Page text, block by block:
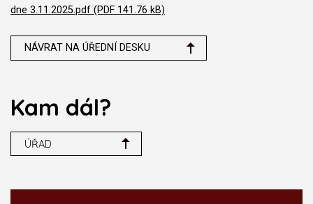
dne 3.11.2025.pdf (PDF 141.76 kB)
NÁVRAT NA ÚŘEDNÍ DESKU
Kam dál?
ÚŘAD